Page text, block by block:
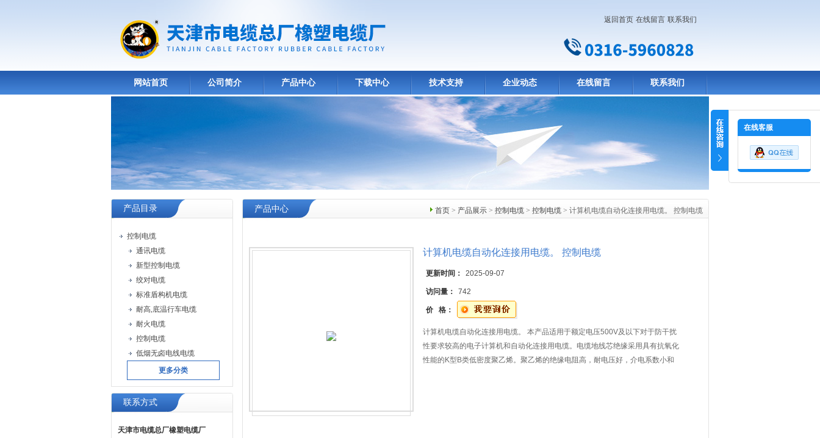
返回首页 在线留言 联系我们
网站首页 公司简介 产品中心 下载中心 技术支持 企业动态 在线留言 联系我们
产品目录
控制电缆
通讯电缆
新型控制电缆
绞对电缆
标准盾构机电缆
耐高,底温行车电缆
耐火电缆
控制电缆
低烟无卤电线电缆
更多分类
联系方式
天津市电缆总厂橡塑电缆厂
首页 > 产品展示 > 控制电缆 > 控制电缆 > 计算机电缆自动化连接用电缆。 控制电缆
产品中心
计算机电缆自动化连接用电缆。 控制电缆
更新时间： 2025-09-07
访问量： 742
价 格：
计算机电缆自动化连接用电缆。 本产品适用于额定电压500V及以下对于防干扰
性要求较高的电子计算机和自动化连接用电缆。电缆地线芯绝缘采用具有抗氧化
性能的K型B类低密度聚乙烯。聚乙烯的绝缘电阻高，耐电压好，介电系数小和
在线客服